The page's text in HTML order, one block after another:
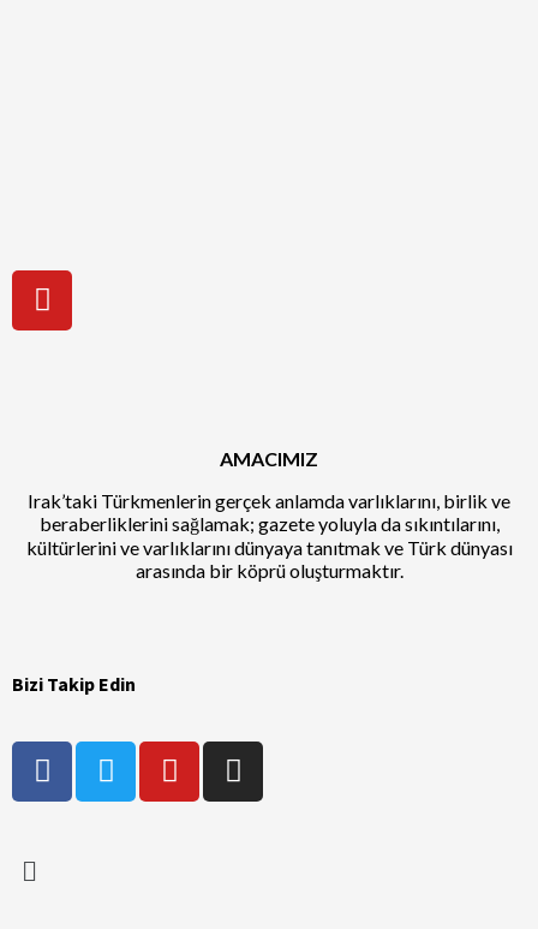
AMACIMIZ
Irak’taki Türkmenlerin gerçek anlamda varlıklarını, birlik ve
beraberliklerini sağlamak; gazete yoluyla da sıkıntılarını,
kültürlerini ve varlıklarını dünyaya tanıtmak ve Türk dünyası
arasında bir köprü oluşturmaktır.
Bizi Takip Edin